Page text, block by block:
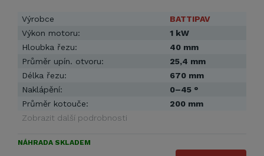
Výrobce
BATTIPAV
Výkon motoru:
1 kW
Hloubka řezu:
40 mm
Průměr upín. otvoru:
25,4 mm
Délka řezu:
670 mm
Naklápění:
0–45 °
Průměr kotouče:
200 mm
Zobrazit další podrobnosti
NÁHRADA SKLADEM